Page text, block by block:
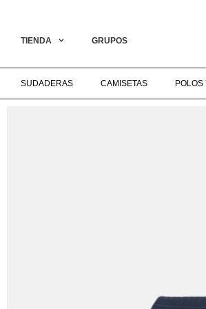
TIENDA GRUPOS
SUDADERAS CAMISETAS